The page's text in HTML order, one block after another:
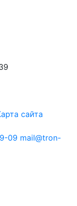
сайта
09 mail@tron-